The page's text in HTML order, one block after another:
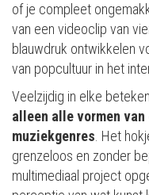
of je compleet
van een videoclip van
blauwdruk ontwikkelen
van popcultuur in het
Veelzijdig in elke
alleen alle vormen
muziekgenres. Het
grenzeloos en zonder
multimediaal project